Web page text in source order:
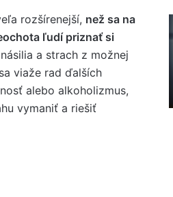
rozšírenejší, než sa na
ľudí priznať si
a strach z možnej
viaže rad ďalších
alebo alkoholizmus,
vymaniť a riešiť